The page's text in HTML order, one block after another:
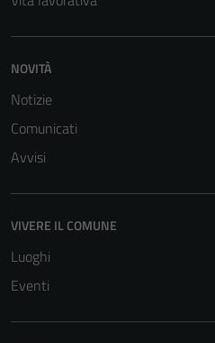
NOVITÀ
Notizie
Comunicati
Avvisi
VIVERE IL COMUNE
Luoghi
Eventi